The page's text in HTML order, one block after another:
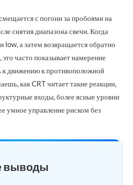
с погони за пробоями на
снятия диапазона свечи. Когда
low, а затем возвращается обратно
это часто показывает намерение
к движению к противоположной
как CRT читает такие реакции,
входы, более ясные уровни
умное управление риском без
выводы